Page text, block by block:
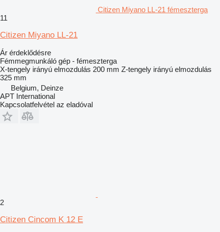
Citizen Miyano LL-21 fémeszterga
11
Citizen Miyano LL-21
Ár érdeklődésre
Fémmegmunkáló gép - fémeszterga
X-tengely irányú elmozdulás 200 mm Z-tengely irányú elmozdulás
325 mm
Belgium, Deinze
APT International
Kapcsolatfelvétel az eladóval
2
Citizen Cincom K 12 E